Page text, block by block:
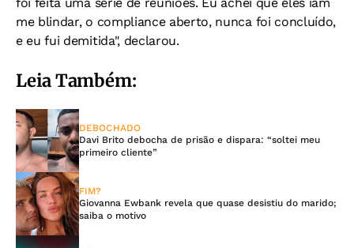
me blindar, o compliance aberto, nunca foi concluído,
e eu fui demitida", declarou.
Leia Também:
DEBOCHADO
Davi Brito debocha de prisão e dispara: “soltei meu
primeiro cliente”
FIM?
Giovanna Ewbank revela que quase desistiu do marido;
saiba o motivo